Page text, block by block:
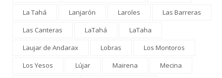
La Tahá
Lanjarón Laroles
Las Barreras
Las Canteras
LaTahá
LaTaha
Laujar de Andarax
Lobras
Los Montoros
Los Yesos
Lújar Mairena
Mecina